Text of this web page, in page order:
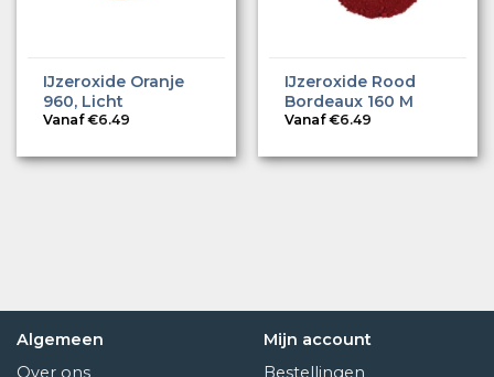
IJzeroxide Oranje
960, Licht
Vanaf €6.49
IJzeroxide Rood
Bordeaux 160 M
Vanaf €6.49
Algemeen
Over ons
Mijn account
Bestellingen